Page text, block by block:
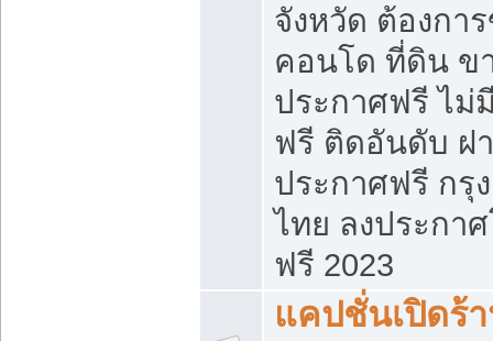
จังหวัด ต้องกา
คอนโด ที่ดิน ข
ประกาศฟรี ไม่
ฟรี ติดอันดับ ฝ
ประกาศฟรี กรุ
ไทย ลงประกา
ฟรี 2023
แคปชั่นเปิดร้